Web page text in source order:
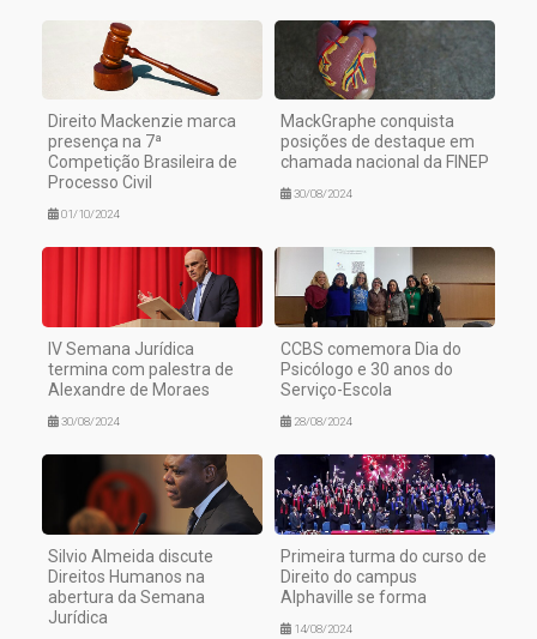
Direito Mackenzie marca
presença na 7ª
Competição Brasileira de
Processo Civil
01/10/2024
MackGraphe conquista
posições de destaque em
chamada nacional da FINEP
30/08/2024
IV Semana Jurídica
termina com palestra de
Alexandre de Moraes
30/08/2024
CCBS comemora Dia do
Psicólogo e 30 anos do
Serviço-Escola
28/08/2024
Silvio Almeida discute
Direitos Humanos na
abertura da Semana
Jurídica
Primeira turma do curso de
Direito do campus
Alphaville se forma
14/08/2024